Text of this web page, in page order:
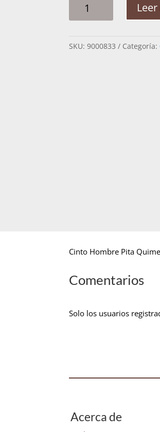
HOMBRE
FLOR
SKU:9000833 Categoría:
Cinto Hombre Pita
Comentarios
Solo los usuarios
Acerca de